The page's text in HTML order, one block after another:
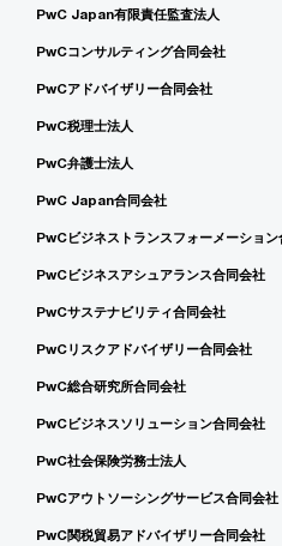
PwC Japan有限責任監査法人
PwCコンサルティング合同会社
PwCアドバイザリー合同会社
PwC税理士法人
PwC弁護士法人
PwC Japan合同会社
PwCビジネストランスフォーメーション
PwCビジネスアシュアランス合同会社
PwCサステナビリティ合同会社
PwCリスクアドバイザリー合同会社
PwC総合研究所合同会社
PwCビジネスソリューション合同会社
PwC社会保険労務士法人
PwCアウトソーシングサービス合同会社
PwC関税貿易アドバイザリー合同会社